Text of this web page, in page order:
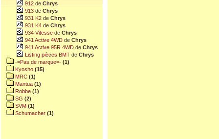
912 de Chrys
913 de Chrys
931 K2 de Chrys
931 K4 de Chrys
934 Vitesse de Chrys
941 Active 4WD de Chrys
941 Active 95R 4WD de Chrys
Listing pièces BMT de Chrys
-=Pas de marque=- (1)
Kyosho (15)
MRC (1)
Mantua (1)
Robbe (1)
SG (2)
SVM (1)
Schumacher (1)